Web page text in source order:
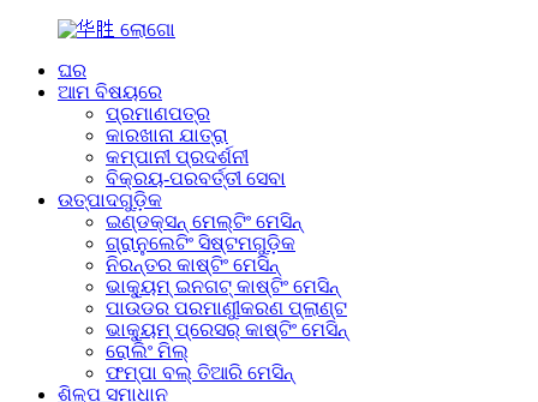
ଘର
ଆମ ବିଷୟରେ
ପ୍ରମାଣପତ୍ର
କାରଖାନା ଯାତ୍ରା
କମ୍ପାନୀ ପ୍ରଦର୍ଶନୀ
ବିକ୍ରୟ-ପରବର୍ତ୍ତୀ ସେବା
ଉତ୍ପାଦଗୁଡ଼ିକ
ଇଣ୍ଡକ୍ସନ୍ ମେଲ୍ଟିଂ ମେସିନ୍
ଗ୍ରାନୁଲେଟିଂ ସିଷ୍ଟମଗୁଡ଼ିକ
ନିରନ୍ତର କାଷ୍ଟିଂ ମେସିନ୍
ଭାକ୍ୟୁମ୍ ଇନଗଟ୍ କାଷ୍ଟିଂ ମେସିନ୍
ପାଉଡର ପରମାଣୁୀକରଣ ପ୍ଲାଣ୍ଟ
ଭାକ୍ୟୁମ୍ ପ୍ରେସର୍ କାଷ୍ଟିଂ ମେସିନ୍
ରୋଲିଂ ମିଲ୍
ଫମ୍ପା ବଲ୍ ତିଆରି ମେସିନ୍
ଶିଳ୍ପ ସମାଧାନ